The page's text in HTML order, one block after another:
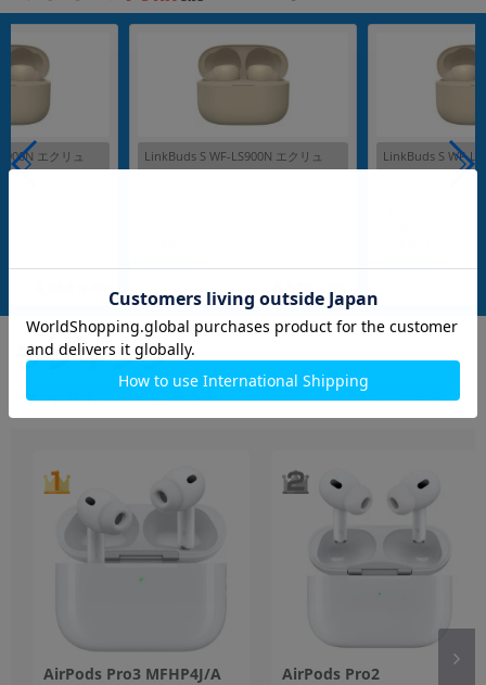
エクリュ LinkBuds S WF-LS900N エクリュ
5,980
LinkBuds S WF-
イヤホン・スピーカー もっと見る
AirPods Pro3 MFHP4J/A AirPods Pro2